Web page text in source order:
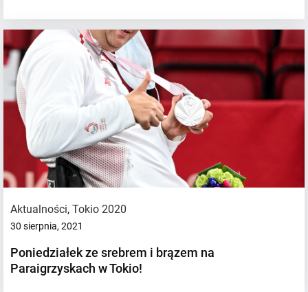
Aktualności, Tokio 2020
30 sierpnia, 2021
Poniedziałek ze srebrem i brązem na
Paraigrzyskach w Tokio!